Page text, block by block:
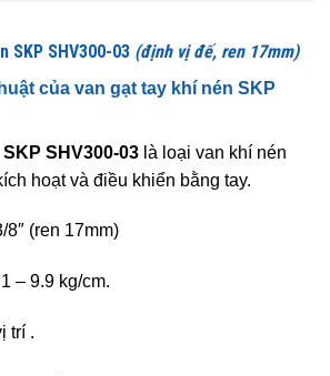
SKP SHV300-03 (định vị đế, ren 17mm)
của van gạt tay khí nén SKP
SHV300-03 là loại van khí nén
hoạt và điều khiển bằng tay.
(ren 17mm)
– 9.9 kg/cm.
trí .